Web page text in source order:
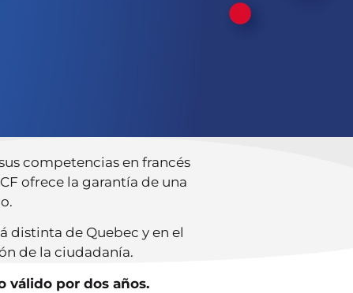
competencias en francés
ofrece la garantía de una
distinta de Quebec y en el
de la ciudadanía.
válido por dos años.